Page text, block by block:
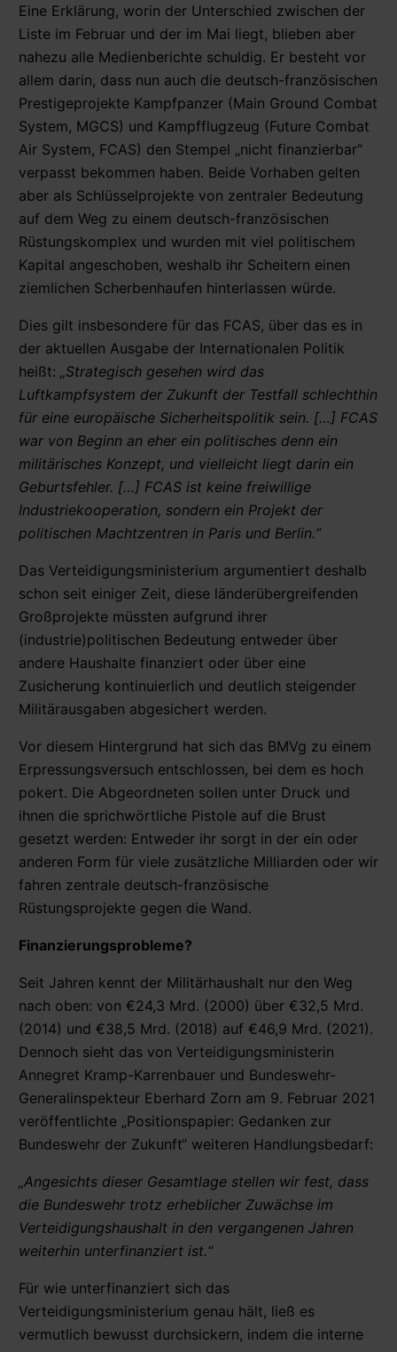
Eine Erklärung, worin der Unterschied zwischen der
Liste im Februar und der im Mai liegt, blieben aber
nahezu alle Medienberichte schuldig. Er besteht vor
allem darin, dass nun auch die deutsch-französischen
Prestigeprojekte Kampfpanzer (Main Ground Combat
System, MGCS) und Kampfflugzeug (Future Combat
Air System, FCAS) den Stempel „nicht finanzierbar“
verpasst bekommen haben. Beide Vorhaben gelten
aber als Schlüsselprojekte von zentraler Bedeutung
auf dem Weg zu einem deutsch-französischen
Rüstungskomplex und wurden mit viel politischem
Kapital angeschoben, weshalb ihr Scheitern einen
ziemlichen Scherbenhaufen hinterlassen würde.
Dies gilt insbesondere für das FCAS, über das es in
der aktuellen Ausgabe der Internationalen Politik
heißt: „Strategisch gesehen wird das
Luftkampfsystem der Zukunft der Testfall schlechthin
für eine europäische Sicherheitspolitik sein. […] FCAS
war von Beginn an eher ein politisches denn ein
militärisches Konzept, und vielleicht liegt darin ein
Geburtsfehler. […] FCAS ist keine freiwillige
Industriekooperation, sondern ein Projekt der
politischen Machtzentren in Paris und Berlin.“
Das Verteidigungsministerium argumentiert deshalb
schon seit einiger Zeit, diese länderübergreifenden
Großprojekte müssten aufgrund ihrer
(industrie)politischen Bedeutung entweder über
andere Haushalte finanziert oder über eine
Zusicherung kontinuierlich und deutlich steigender
Militärausgaben abgesichert werden.
Vor diesem Hintergrund hat sich das BMVg zu einem
Erpressungsversuch entschlossen, bei dem es hoch
pokert. Die Abgeordneten sollen unter Druck und
ihnen die sprichwörtliche Pistole auf die Brust
gesetzt werden: Entweder ihr sorgt in der ein oder
anderen Form für viele zusätzliche Milliarden oder wir
fahren zentrale deutsch-französische
Rüstungsprojekte gegen die Wand.
Finanzierungsprobleme?
Seit Jahren kennt der Militärhaushalt nur den Weg
nach oben: von €24,3 Mrd. (2000) über €32,5 Mrd.
(2014) und €38,5 Mrd. (2018) auf €46,9 Mrd. (2021).
Dennoch sieht das von Verteidigungsministerin
Annegret Kramp-Karrenbauer und Bundeswehr-
Generalinspekteur Eberhard Zorn am 9. Februar 2021
veröffentlichte „Positionspapier: Gedanken zur
Bundeswehr der Zukunft“ weiteren Handlungsbedarf:
„Angesichts dieser Gesamtlage stellen wir fest, dass
die Bundeswehr trotz erheblicher Zuwächse im
Verteidigungshaushalt in den vergangenen Jahren
weiterhin unterfinanziert ist.“
Für wie unterfinanziert sich das
Verteidigungsministerium genau hält, ließ es
vermutlich bewusst durchsickern, indem die interne